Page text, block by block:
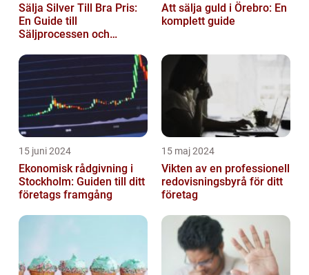
Sälja Silver Till Bra Pris:
En Guide till
Säljprocessen och
Att sälja guld i Örebro: En
komplett guide
15 juni 2024
Ekonomisk rådgivning i
Stockholm: Guiden till ditt
företags framgång
15 maj 2024
Vikten av en professionell
redovisningsbyrå för ditt
företag